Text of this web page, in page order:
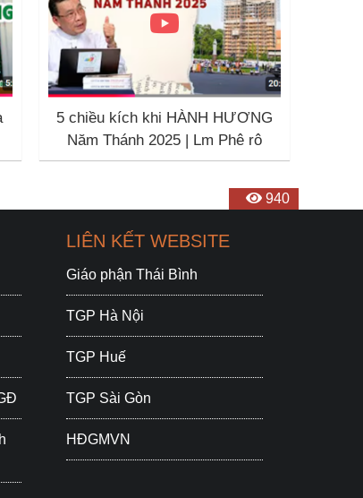
1165
1799
1157
1126
956
954
1238
5 chiều kích khi HÀNH HƯƠNG
Năm Thánh 2025 | Lm Phê rô
Nguyễn Thanh Tùng
940
LIÊN KẾT WEBSITE
Giáo phận Thái Bình
TGP Hà Nội
TGP Huế
TGP Sài Gòn
HĐGMVN